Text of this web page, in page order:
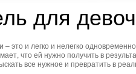
для
это и легко и нелегко
что ей нужно получить в
все нужное и превратить в